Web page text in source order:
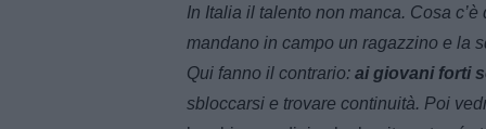
In Italia il talento non manca. Cosa
mandano in campo un ragazzino e la
Qui fanno il contrario: ai giovani forti
sbloccarsi e trovare continuità. Poi